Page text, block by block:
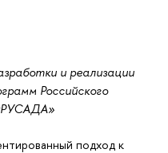
и реализации
Российского
подход к